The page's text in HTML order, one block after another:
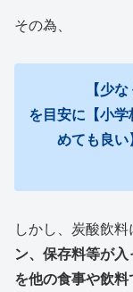
その為、
【少
を目安に【小
めても良い
しかし、炭酸飲
ン、保存料等が
を他の食事や飲